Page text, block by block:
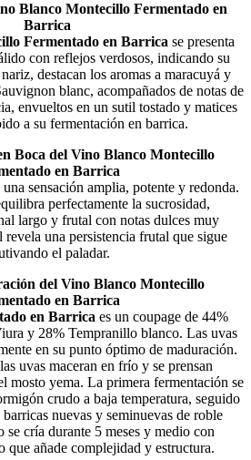
Blanco Montecillo Fermentado en
Barrica
Fermentado en Barrica se presenta
con reflejos verdosos, indicando su
destacan los aromas a maracuyá y
blanc, acompañados de notas de
envueltos en un sutil tostado y matices
a su fermentación en barrica​.
Boca del Vino Blanco Montecillo
en Barrica
sensación amplia, potente y redonda.
perfectamente la sucrosidad,
largo y frutal con notas dulces muy
revela una persistencia frutal que sigue
el paladar.
del Vino Blanco Montecillo
en Barrica
en Barrica es un coupage de 44%
y 28% Tempranillo blanco. Las uvas
en su punto óptimo de maduración.
uvas maceran en frío y se prensan
mosto yema. La primera fermentación se
crudo a baja temperatura, seguido
nuevas y seminuevas de roble
cría durante 5 meses y medio con
que añade complejidad y estructura​.